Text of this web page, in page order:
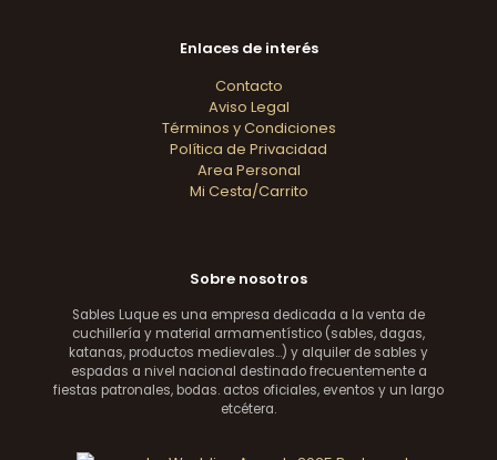
Enlaces de interés
Contacto
Aviso Legal
Términos y Condiciones
Política de Privacidad
Area Personal
Mi Cesta/Carrito
Sobre nosotros
Sables Luque es una empresa dedicada a la venta de
cuchillería y material armamentístico (sables, dagas,
katanas, productos medievales...) y alquiler de sables y
espadas a nivel nacional destinado frecuentemente a
fiestas patronales, bodas. actos oficiales, eventos y un largo
etcétera.